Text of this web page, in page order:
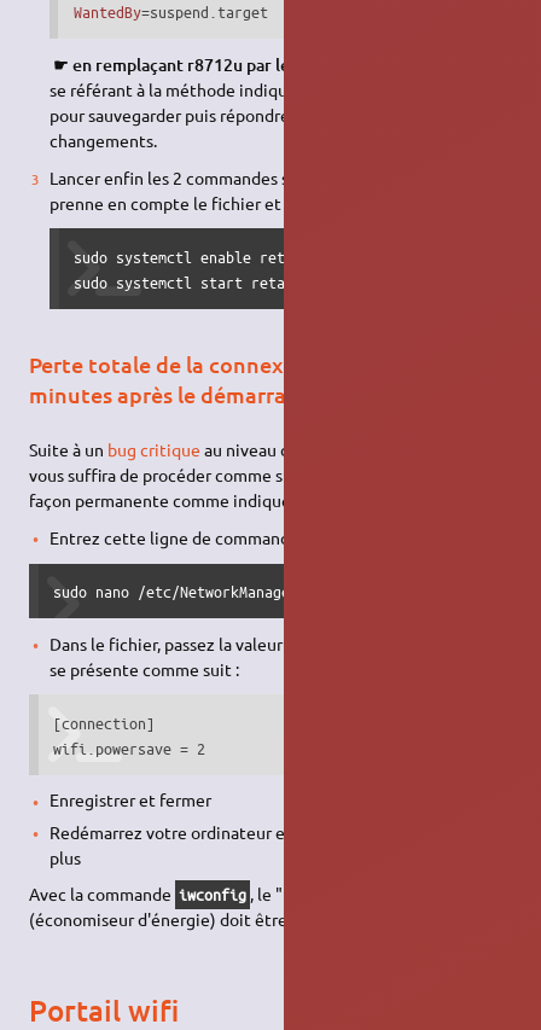
WantedBy=suspend.target
☛ en remplaçant r8712u par le nom du pilote concerné
se référant à la méthode indiquée ci-dessus. Faites Ctrl+X
pour sauvegarder puis répondre O pour enregistrer les
changements.
Lancer enfin les 2 commandes suivantes afin que le système
prenne en compte le fichier et démarre le service :
sudo systemctl enable retablir_wifi_apres_veille
sudo systemctl start retablir_wifi_apres_veille
Perte totale de la connexion WIFI quelques
minutes après le démarrage
Suite à un bug critique au niveau de l'économiseur d'énergie, il
vous suffira de procéder comme suit pour le désactiver de
façon permanente comme indiqué
Entrez cette ligne de commande dans un terminal
sudo nano /etc/NetworkManager/conf.d/default-wifi-
Dans le fichier, passez la valeur sur 2 au lieu de 3. Le fichier
se présente comme suit :
[connection]
wifi.powersave = 2
Enregistrer et fermer
Redémarrez votre ordinateur et la
plus
Avec la commande iwconfig , le "Power Management"
(économiseur d'énergie) doit être à
Portail wifi